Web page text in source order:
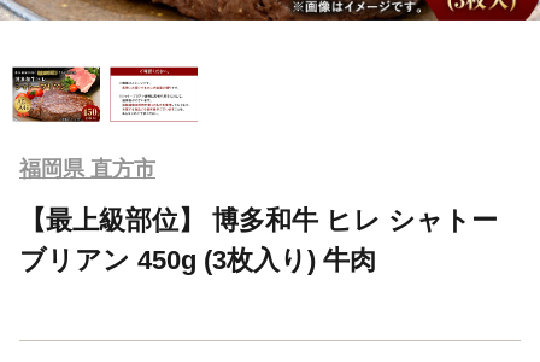
福岡県 直方市
【最上級部位】 博多和牛 ヒレ シャトー
ブリアン 450g (3枚入り) 牛肉